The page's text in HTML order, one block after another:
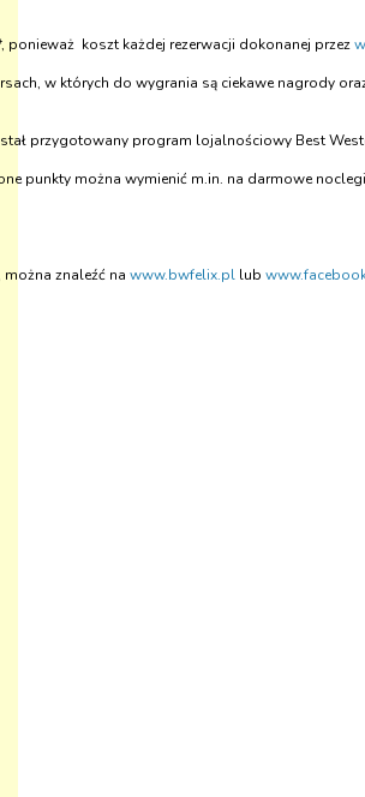
ponieważ koszt każdej rezerwacji dokonanej przez
w których do wygrania są ciekawe nagrody
przygotowany program lojalnościowy Best
punkty można wymienić m.in. na darmowe
znaleźć na www.bwfelix.pl lub